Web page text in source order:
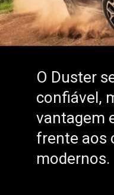
O Duster
confiável,
vantagem
frente aos
modernos.
O Duster
confiável,
vantagem
frente aos
modernos.